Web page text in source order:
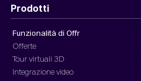
Prodotti
Funzionalità di Offr
Offerte
Tour virtuali 3D
Integrazione video